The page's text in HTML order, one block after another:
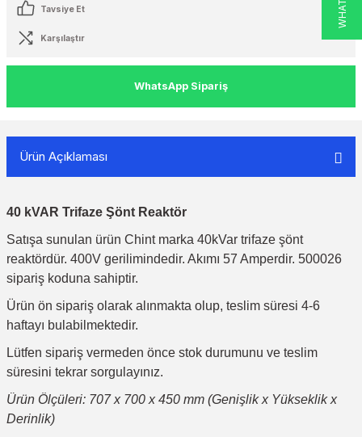
Tavsiye Et
Karşılaştır
WhatsApp Sipariş
Ürün Açıklaması
40 kVAR Trifaze Şönt Reaktör
Satışa sunulan ürün Chint marka 40kVar trifaze şönt
reaktördür. 400V gerilimindedir. Akımı 57 Amperdir. 500026
sipariş koduna sahiptir.
Ürün ön sipariş olarak alınmakta olup, teslim süresi 4-6
haftayı bulabilmektedir.
Lütfen sipariş vermeden önce stok durumunu ve teslim
süresini tekrar sorgulayınız.
Ürün Ölçüleri: 707 x 700 x 450 mm (Genişlik x Yükseklik x
Derinlik)